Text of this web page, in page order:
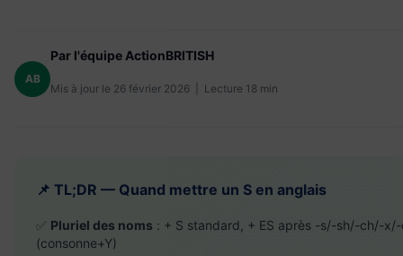
AB
Par l'équipe ActionBRITISH
Mis à jour le 26 février 2026 | Lecture 18 min
📌 TL;DR — Quand mettre un S en anglais
✅ Pluriel des noms : + S standard, + ES après -s/-sh/-ch/-
(consonne+Y)